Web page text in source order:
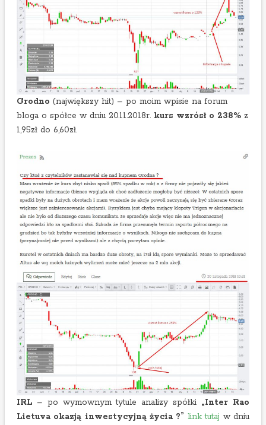
Grodno (największy hit) – po moim wpisie na forum
bloga o spółce w dniu 20.11.2018r. kurs wzrósł o 238%z
1,95zł do 6,60zł.
IRL– po wymownym tytule analizy spółki „Inter Rao
Lietuva okazją inwestycyjną życia ?” link tutaj w dniu